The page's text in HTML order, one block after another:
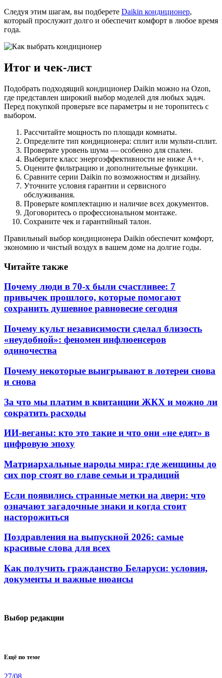
Следуя этим шагам, вы подберете Daikin кондиционер,
который прослужит долго и обеспечит комфорт в любое время
года.
Итог и чек-лист
Подобрать подходящий кондиционер Daikin можно на Ozon,
где представлен широкий выбор моделей для любых задач.
Перед покупкой проверьте все параметры и не торопитесь с
выбором.
Рассчитайте мощность по площади комнаты.
Определите тип кондиционера: сплит или мульти-сплит.
Проверьте уровень шума — особенно для спален.
Выберите класс энергоэффективности не ниже A++.
Оцените фильтрацию и дополнительные функции.
Сравните серии Daikin по возможностям и дизайну.
Уточните условия гарантии и сервисного
обслуживания.
Проверьте комплектацию и наличие всех документов.
Договоритесь о профессиональном монтаже.
Сохраните чек и гарантийный талон.
Правильный выбор кондиционера Daikin обеспечит комфорт,
экономию и чистый воздух в вашем доме на долгие годы.
Читайте также
Почему люди в 70-х были счастливее: 7
привычек прошлого, которые помогают
сохранить душевное равновесие сегодня
Почему культ независимости сделал близость
«неудобной»: феномен инфлюенсеров
одиночества
Почему некоторые выигрывают в лотереи снова
и снова
За что мы платим в квитанции ЖКХ и можно ли
сократить расходы
ИИ-веганы: кто это такие и что они «не едят» в
цифровую эпоху
Матриархальные народы мира: где женщины до
сих пор стоят во главе семьи и традиций
Если появились странные метки на двери: что
означают загадочные знаки и когда стоит
насторожиться
Поздравления на выпускной 2026: самые
красивые слова для всех
Как получить гражданство Беларуси: условия,
документы и важные нюансы
Выбор редакции
Ещё по теме
27/08